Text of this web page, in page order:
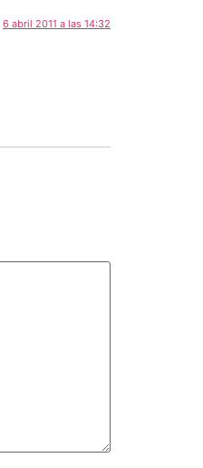
6 abril 2011 a las 14:32